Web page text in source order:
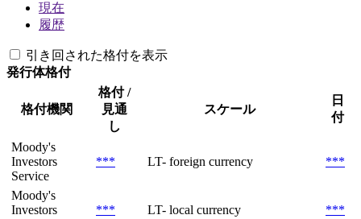
現在
履歴
引き回された格付を表示
発行体格付
格付機関
格付 /
見通
し
スケール
日
付
Moody's
Investors
Service
*** LT- foreign currency ***
Moody's
Investors
*** LT- local currency ***